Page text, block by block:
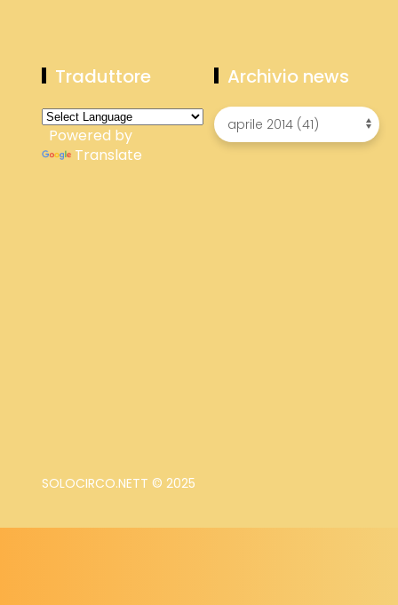
Traduttore
Powered by
Translate
Archivio news
SOLOCIRCO.NETT © 2025